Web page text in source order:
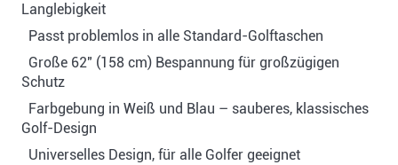
Langlebigkeit
Passt problemlos in alle Standard-Golftaschen
Große 62" (158 cm) Bespannung für großzügigen
Schutz
Farbgebung in Weiß und Blau – sauberes, klassisches
Golf-Design
Universelles Design, für alle Golfer geeignet